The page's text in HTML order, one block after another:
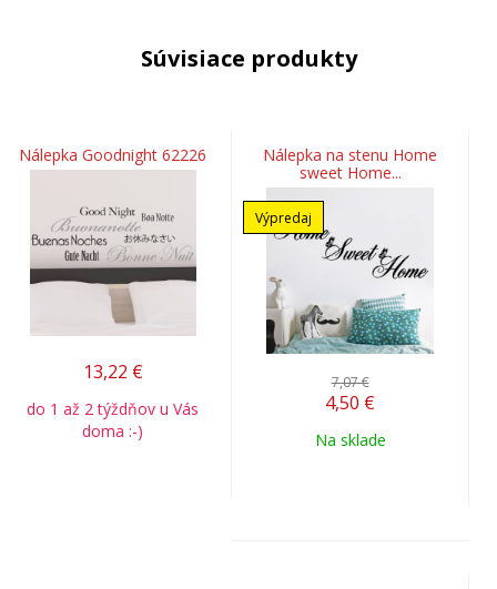
Súvisiace produkty
Nálepka Goodnight 62226
13,22 €
do 1 až 2 týždňov u Vás
doma :-)
Nálepka na stenu Home
sweet Home...
Výpredaj
7,07 €
4,50 €
Na sklade